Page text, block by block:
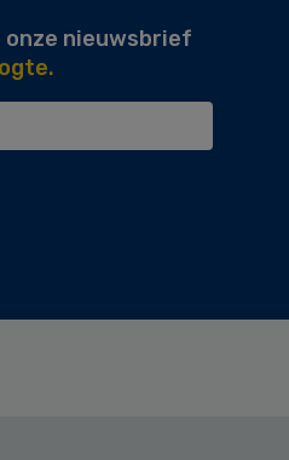
nieuwsbrief